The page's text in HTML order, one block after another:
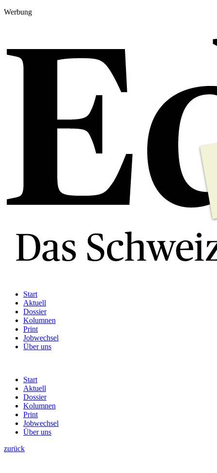
Werbung
Start
Aktuell
Dossier
Kolumnen
Print
Jobwechsel
Über uns
Start
Aktuell
Dossier
Kolumnen
Print
Jobwechsel
Über uns
zurück